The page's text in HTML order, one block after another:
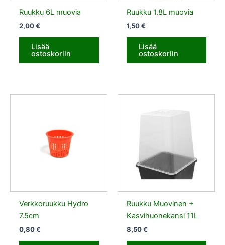
Ruukku 6L muovia
2,00€
Lisää
ostoskoriin
Ruukku 1.8L muovia
1,50€
Lisää
ostoskoriin
Verkkoruukku Hydro
7.5cm
0,80€
Ruukku Muovinen +
Kasvihuonekansi 11L
8,50€